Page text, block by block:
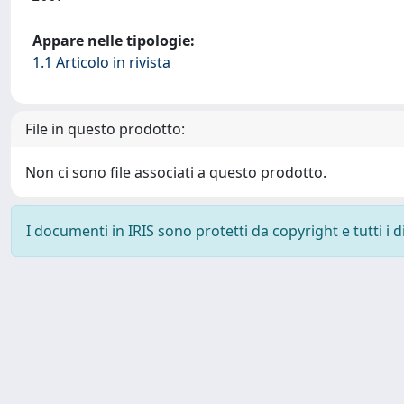
Appare nelle tipologie:
1.1 Articolo in rivista
File in questo prodotto:
Non ci sono file associati a questo prodotto.
I documenti in IRIS sono protetti da copyright e tutti i